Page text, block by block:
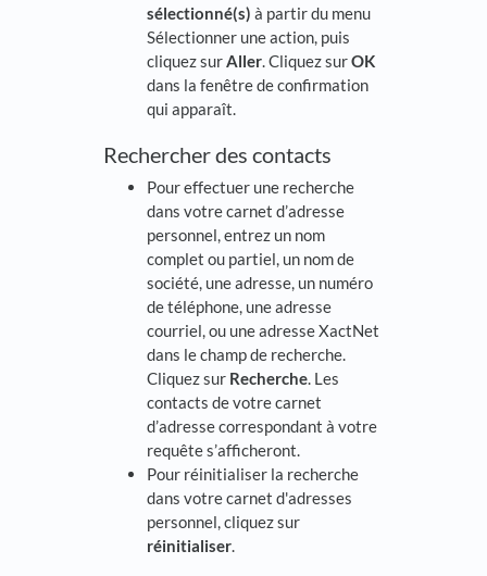
sélectionné(s) à partir du menu
Sélectionner une action, puis
cliquez surAller. Cliquez surOK
dans la fenêtre de confirmation
qui apparaît.
Rechercher des contacts
Pour effectuer une recherche
dans votre carnet d’adresse
personnel, entrez un nom
complet ou partiel, un nom de
société, une adresse, un numéro
de téléphone, une adresse
courriel, ou une adresse XactNet
dans le champ de recherche.
Cliquez sur Recherche. Les
contacts de votre carnet
d’adresse correspondant à votre
requête s’afficheront.
Pour réinitialiser la recherche
dans votre carnet d'adresses
personnel, cliquez sur
réinitialiser.